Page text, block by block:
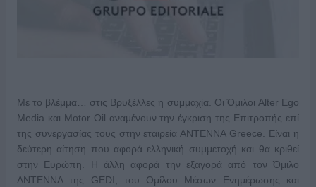
Με το βλέμμα… στις Βρυξέλλες η συμμαχία. Οι Όμιλοι Alter Ego
Media και Motor Oil αναμένουν την έγκριση της Επιτροπής επί
της συνεργασίας τους στην εταιρεία ΑΝΤΕΝΝΑ Greece. Είναι η
δεύτερη αίτηση που αφορά ελληνική συμμετοχή και θα κριθεί
στην Ευρώπη. Η άλλη αφορά την εξαγορά από τον Όμιλο
ΑΝΤΕΝΝΑ της GEDI, του Ομίλου Μέσων Ενημέρωσης και